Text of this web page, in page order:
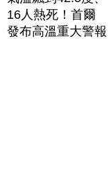
16人熱死！首爾
發布高溫重大警報